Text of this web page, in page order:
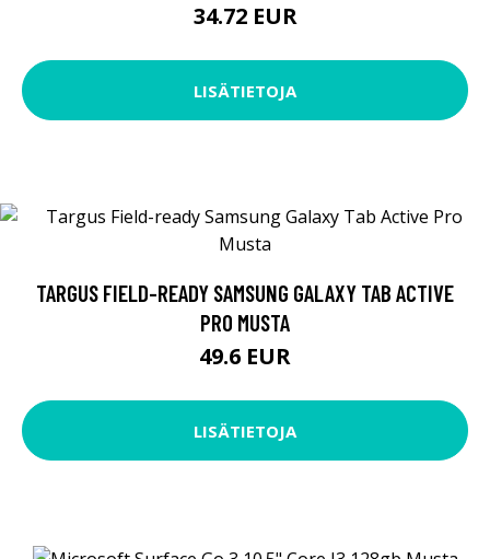
34.72 EUR
LISÄTIETOJA
TARGUS FIELD-READY SAMSUNG GALAXY TAB ACTIVE
PRO MUSTA
49.6 EUR
LISÄTIETOJA